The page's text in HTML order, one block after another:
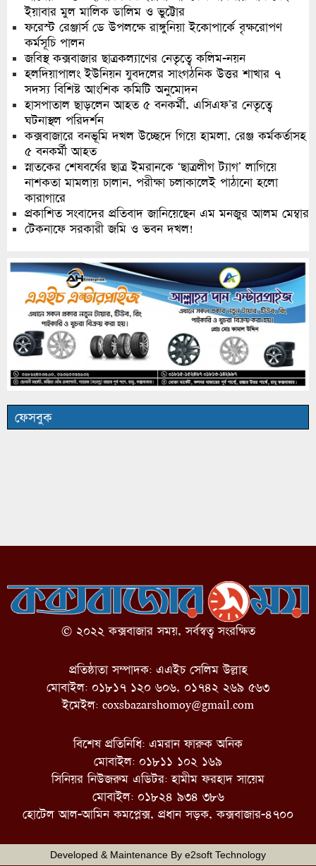
ইয়াবার মুল মালিক ডালিম ও ভুট্টোর
ফরেস্ট রেঞ্জার্স ডে উপলক্ষে রাঙ্গুনিয়া ইকোপার্কে বৃক্ষরোপণ
কর্মসূচি পালন
জবিস্থ কক্সবাজার ছাত্রকল্যাণের নেতৃত্বে কলিম-নয়ন
হলদিয়াপালং ইউনিয়ন যুবদলের সাংগঠনিক উত্তর শাখার ৭
সদস্য বিশিষ্ট আংশিক কমিটি অনুমোদন
হাসপাতাল ছাড়লেন আহত ৫ বনকর্মী, এসিএফ’র নেতৃত্বে
ঘটনাস্থল পরিদর্শন
কক্সবাজারে বনভূমি দখল উচ্ছেদে গিয়ে হামলা, রেঞ্জ কর্মকর্তাসহ
৫ বনকর্মী আহত
স্নাতকের শেষবর্ষের ছাত্র ইমরানকে ‘ছাত্রলীগ ট্যাগ’ লাগিয়ে
নাশকতা মামলায় চালান, পরীক্ষা চলাকালেই পাঠানো হলো
কারাগারে
প্রকাশিত সংবাদের প্রতিবাদ জানিয়েছেন এম মনজুর আলম মেম্বার
টেকনাফে সরকারী জমি ও ভবন দখল!
ফেসবুক
© ২০২২ কক্সবাজার সময়, সর্বস্বত্ব সংরক্ষিত
প্রতিষ্ঠাতা সম্পাদক: এএইচ সেলিম উল্লাহ
মোবাইল: ০১৮১৭ ১২০ ৬০৬, ০১৭৪২ ২৬৯ ৫৬৩
ইমেইল: coxsbazarshomoy@gmail.com
বিশেষ প্রতিনিধি: এমরান ফারুক অনিক
মোবাইল: ০১৮১১ ১০২ ১৬৯
সিনিয়র নিউজরুম এডিটর: হামীম ফরহাদ সায়েম
মোবাইল: ০১৮২৪ ৯৩৪ ৩৮৬
হোটেল আল-আমিন কমপ্লেক্স, প্রধান সড়ক, কক্সবাজার-৪৭০০
Developed & Maintenance By e2soft Technology